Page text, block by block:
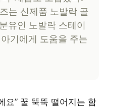
는 신제품 노발락 골
유인 노발락 스테이
기에게 도움을 주는
요” 꿀 뚝뚝 떨어지는 함